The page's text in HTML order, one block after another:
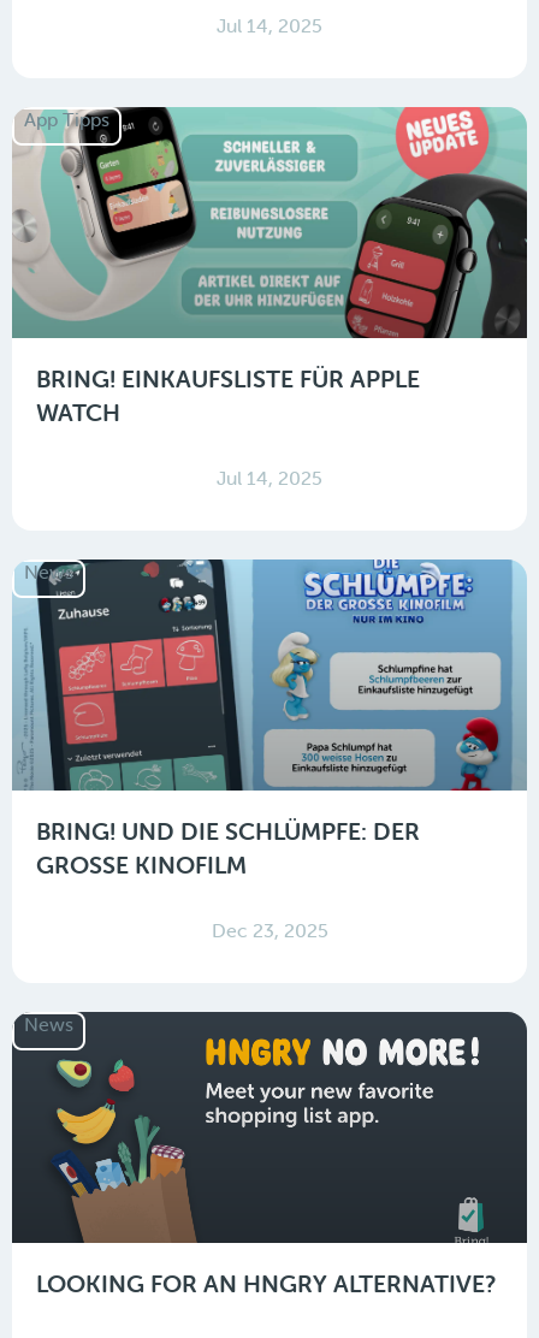
Jul 14, 2025
App Tipps
BRING! EINKAUFSLISTE FÜR APPLE
WATCH
Jul 14, 2025
News
BRING! UND DIE SCHLÜMPFE: DER
GROSSE KINOFILM
Dec 23, 2025
News
LOOKING FOR AN HNGRY ALTERNATIVE?